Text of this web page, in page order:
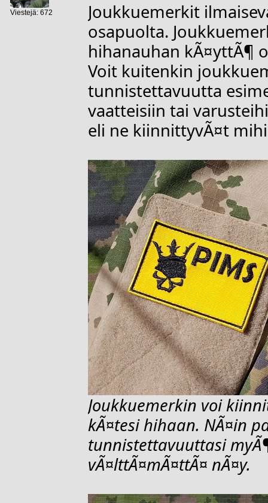
Viestejä: 672
Joukkuemerkit
osapuolta.
hihanauhan kÃ¤yttÃ¶
Voit kuitenkin
tunnistettavuutta
vaatteisiin tai
eli ne kiinnittyvÃ¤t
Joukkuemerkin voi
kÃ¤tesi hihaan. NÃ¤in
tunnistettavuuttasi
vÃ¤lttÃ¤mÃ¤ttÃ¤ nÃ¤y.